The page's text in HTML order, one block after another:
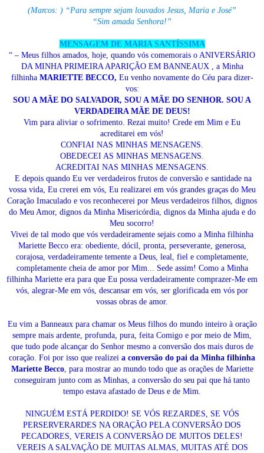
(Marcos: ) “Para sempre sejam louvados Jesus, Maria e José”
“Sim amada Senhora!”
MENSAGEM DE MARIA SANTÍSSIMA
“ – Meus filhos amados, hoje, quando vós comemorais o ANIVERSÁRIO
DA MINHA PRIMEIRA APARIÇÃO EM BANNEAUX , a Minha
filhinha MARIETTE BECCO, Eu venho novamente do Céu para dizer-
vos:
SOU A MÃE DO SALVADOR, SOU A MÃE DO SENHOR. SOU A
VERDADEIRA MÃE DE DEUS!
Vim para aliviar o sofrimento. Rezai muito! Crede em Mim e Eu
acreditarei em vós!
CONFIAI NAS MINHAS MENSAGENS.
OBEDECEI AS MINHAS MENSAGENS.
ACREDITAI NAS MINHAS MENSAGENS.
E depois quando Eu ver verdadeiros frutos de conversão e santidade na
vossa vida, Eu crerei em vós, Eu realizarei em vós grandes graças do Meu
Coração Imaculado e vos reconhecerei por Meus verdadeiros filhos, dignos
do Meu Amor, dignos da Minha Misericórdia, dignos da Minha ajuda e do
Meu socorro!
Vivei de tal modo que vós verdadeiramente sejais como a Minha filhinha
Mariette Becco era: obediente, dócil, pronta, perseverante, generosa,
corajosa, verdadeiramente temente a Deus, leal, fiel e completamente,
completamente cheia de amor por Mim... Sede assim! Como a Minha
filhinha Mariette era para que Eu possa verdadeiramente comprazer-Me em
vós, alegrar-Me em vós, descansar em vós, ser glorificada em vós por
vossas obras de amor.
Eu vim a Banneaux para chamar os Meus filhos do mundo inteiro à oração
sempre mais ardente, profunda, pura, feita Comigo e por meio de Mim,
que tudo pode alcançar do Senhor mesmo a conversão dos mais duros de
coração. Foi por isso que realizei a conversão do pai da Minha filhinha
Mariette Becco, para mostrar ao mundo todo que as orações de Mariette
conseguiram junto com as Minhas, a conversão do seu pai que há tanto
tempo estava afastado de Deus e de Mim.
NINGUÉM ESTÁ PERDIDO! SE VÓS REZARDES, SE VÓS
PERSERVERARDES NA ORAÇÃO PELA CONVERSÃO DOS
PECADORES, VEREIS A CONVERSÃO DE MUITOS DELES!
VEREIS A SALVAÇÃO DE MUITAS ALMAS, MUITAS ATÉ DOS